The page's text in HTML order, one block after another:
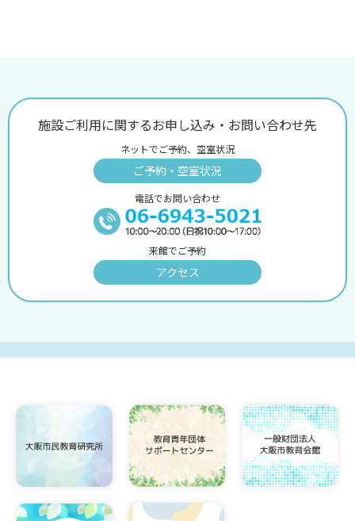
施設ご利用に関するお申し込み・お問い合わせ先
ネットでご予約、空室状況
ご予約・空室状況
電話でお問い合わせ
来館でご予約
アクセス